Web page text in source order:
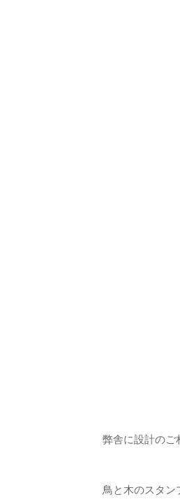
弊舎に設計のご
鳥と木のスタン